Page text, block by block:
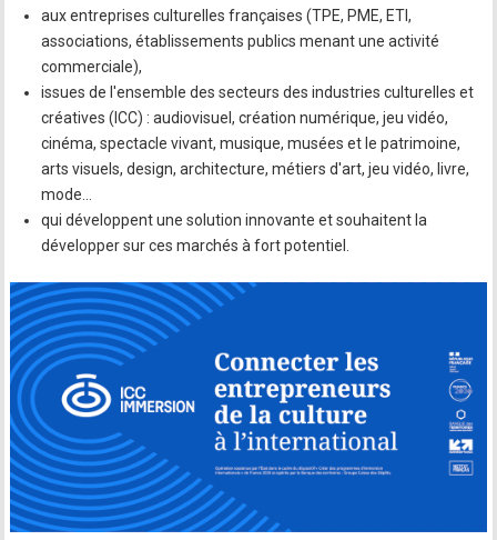
aux entreprises culturelles françaises (TPE, PME, ETI,
associations, établissements publics menant une activité
commerciale),
issues de l'ensemble des secteurs des industries culturelles et
créatives (ICC) : audiovisuel, création numérique, jeu vidéo,
cinéma, spectacle vivant, musique, musées et le patrimoine,
arts visuels, design, architecture, métiers d'art, jeu vidéo, livre,
mode…
qui développent une solution innovante et souhaitent la
développer sur ces marchés à fort potentiel.